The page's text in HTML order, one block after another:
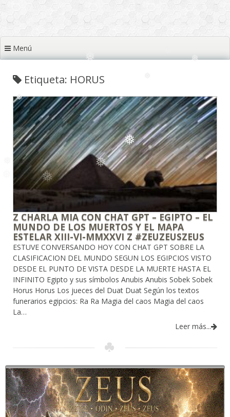
❅
❅
❅
❅
❅
❅
❅
Menú
Etiqueta: HORUS
Z CHARLA MIA CON CHAT GPT – EGIPTO – EL
MUNDO DE LOS MUERTOS Y EL MAPA
ESTELAR XIII-VI-MMXXVI Z #ZEUZEUSZEUS
ESTUVE CONVERSANDO HOY CON CHAT GPT SOBRE LA
CLASIFICACION DEL MUNDO SEGUN LOS EGIPCIOS VISTO
DESDE EL PUNTO DE VISTA DESDE LA MUERTE HASTA EL
INFINITO Egipto y sus símbolos Anubis Anubis Sobek Sobek
Horus Horus Los jueces del Duat Duat Según los textos
funerarios egipcios: Ra Ra Magia del caos Magia del caos
La…
Leer más...